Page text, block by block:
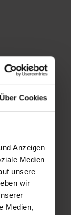
Über Cookies
Anzeigen
Medien
unsere
wir
Medien,